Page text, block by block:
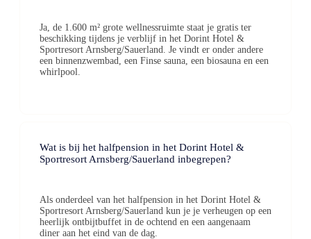
Ja, de 1.600 m² grote wellnessruimte staat je gratis ter
beschikking tijdens je verblijf in het Dorint Hotel &
Sportresort Arnsberg/Sauerland. Je vindt er onder andere
een binnenzwembad, een Finse sauna, een biosauna en een
whirlpool.
Wat is bij het halfpension in het Dorint Hotel &
Sportresort Arnsberg/Sauerland inbegrepen?
Als onderdeel van het halfpension in het Dorint Hotel &
Sportresort Arnsberg/Sauerland kun je je verheugen op een
heerlijk ontbijtbuffet in de ochtend en een aangenaam
diner aan het eind van de dag.